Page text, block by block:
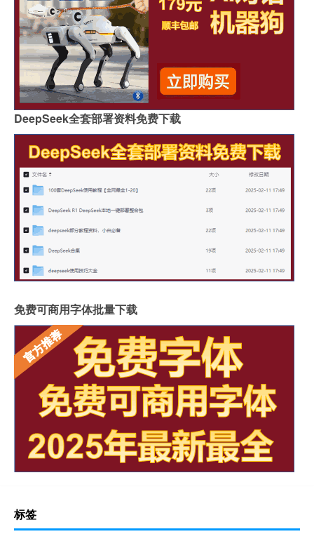
DeepSeek全套部署资料免费下载
免费可商用字体批量下载
标签